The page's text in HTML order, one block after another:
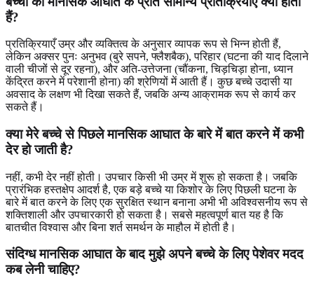
हैं?
प्रतिक्रियाएँ उम्र और व्यक्तित्व के अनुसार व्यापक रूप से भिन्न होती हैं,
लेकिन अक्सर पुनः अनुभव (बुरे सपने, फ्लैशबैक), परिहार (घटना की याद दिलाने
वाली चीजों से दूर रहना), और अति-उत्तेजना (चौंकना, चिड़चिड़ा होना, ध्यान
केंद्रित करने में परेशानी होना) की श्रेणियों में आती हैं। कुछ बच्चे उदासी या
अवसाद के लक्षण भी दिखा सकते हैं, जबकि अन्य आक्रामक रूप से कार्य कर
सकते हैं।
क्या मेरे बच्चे से पिछले मानसिक आघात के बारे में बात करने में कभी
देर हो जाती है?
नहीं, कभी देर नहीं होती। उपचार किसी भी उम्र में शुरू हो सकता है। जबकि
प्रारंभिक हस्तक्षेप आदर्श है, एक बड़े बच्चे या किशोर के लिए पिछली घटना के
बारे में बात करने के लिए एक सुरक्षित स्थान बनाना अभी भी अविश्वसनीय रूप से
शक्तिशाली और उपचारकारी हो सकता है। सबसे महत्वपूर्ण बात यह है कि
बातचीत विश्वास और बिना शर्त समर्थन के माहौल में होती है।
संदिग्ध मानसिक आघात के बाद मुझे अपने बच्चे के लिए पेशेवर मदद
कब लेनी चाहिए?